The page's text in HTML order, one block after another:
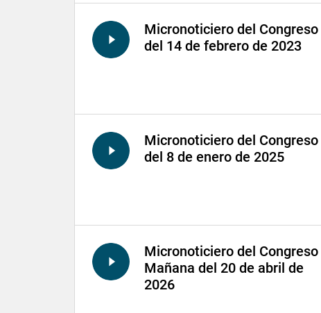
Micronoticiero del Congreso
del 14 de febrero de 2023
Micronoticiero del Congreso
del 8 de enero de 2025
Micronoticiero del Congreso
Mañana del 20 de abril de
2026